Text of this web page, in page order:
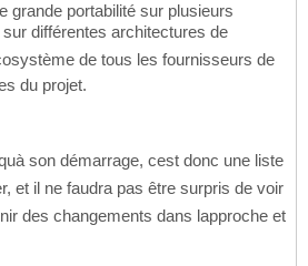
grande portabilité sur plusieurs
sur différentes architectures de
de tous les fournisseurs de
du projet.
son démarrage, cest donc une liste
et il ne faudra pas être surpris de voir
des changements dans lapproche et